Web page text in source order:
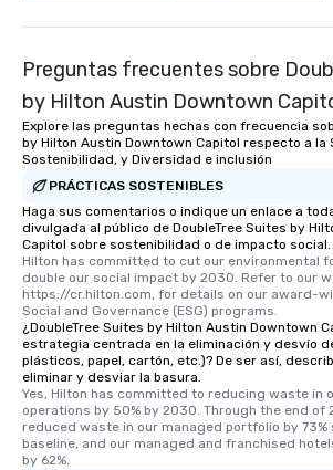
Preguntas frecuentes sobre
by Hilton Austin Downtown
Explore las preguntas hechas con frecuencia
by Hilton Austin Downtown Capitol respecto a la
Sostenibilidad, y Diversidad e inclusión
PRÁCTICAS SOSTENIBLES
Haga sus comentarios o indique un enlace a
divulgada al público de DoubleTree Suites by
Capitol sobre sostenibilidad o de impacto social.
Hilton has committed to cut our environmental
double our social impact by 2030. Refer to our
https://cr.hilton.com, for details on our award-
Social and Governance (ESG) programs.
¿DoubleTree Suites by Hilton Austin Downtown
estrategia centrada en la eliminación y desvío
plásticos, papel, cartón, etc.)? De ser así,
eliminar y desviar la basura.
Yes, Hilton has committed to reducing waste in
operations by 50% by 2030. Through the end of
reduced waste in our managed portfolio by 73%
baseline, and our managed and franchised
by 62%.